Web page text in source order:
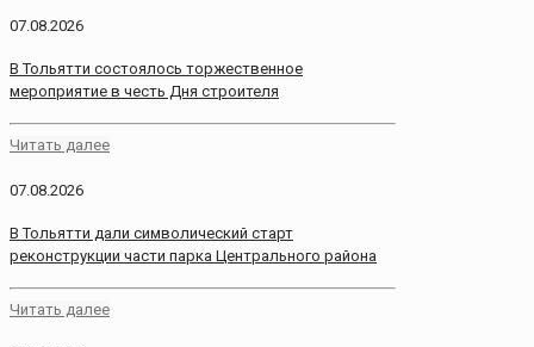
07.08.2026
В Тольятти состоялось торжественное
мероприятие в честь Дня строителя
Читать далее
07.08.2026
В Тольятти дали символический старт
реконструкции части парка Центрального района
Читать далее